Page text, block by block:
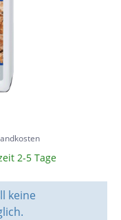
2-5 Tage
keine